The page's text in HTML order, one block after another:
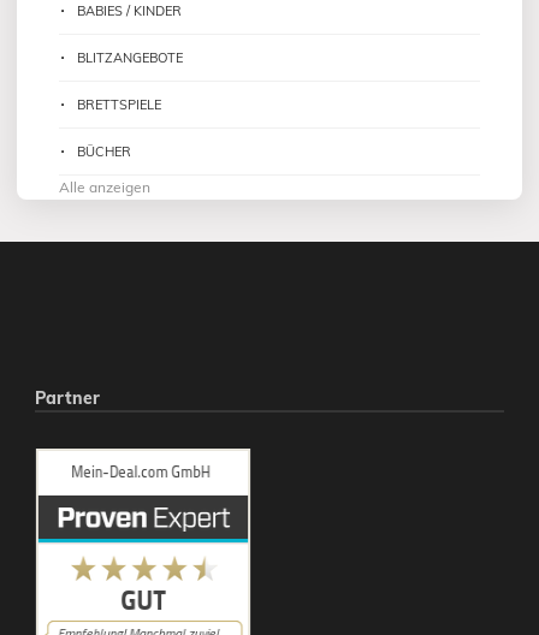
BABIES / KINDER
BLITZANGEBOTE
BRETTSPIELE
BÜCHER
Alle anzeigen
Partner